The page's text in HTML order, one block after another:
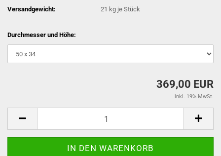
Versandgewicht: 21 kg je Stück
Durchmesser und Höhe:
369,00 EUR
inkl. 19% MwSt.